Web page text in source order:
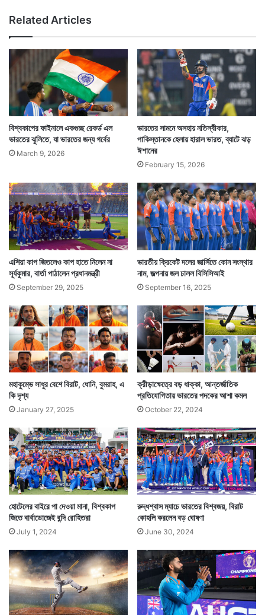
Related Articles
বিশ্বকাপের ফাইনালে একগুচ্ছ রেকর্ড এল
ভারতের ঝুলিতে, যা ভারতের জন্য গর্বের
March 9, 2026
ভারতের সামনে অসহায় নতিস্বীকার,
পাকিস্তানকে হেলায় হারাল ভারত, ব্যাটে ঝড়
ঈশানের
February 15, 2026
এশিয়া কাপ জিতলেও কাপ হাতে নিলেন না
সূর্যকুমার, বার্তা পাঠালেন প্রধানমন্ত্রী
September 29, 2025
ভারতীয় ক্রিকেট দলের জার্সিতে কোন সংস্থার
নাম, জল্পনায় জল ঢালল বিসিসিআই
September 16, 2025
মহাকুম্ভে সাধুর বেশে বিরাট, ধোনি, বুমরাহ, এ
কি দৃশ্য
January 27, 2025
ক্রীড়াক্ষেত্রে বড় ধাক্কা, আন্তর্জাতিক
প্রতিযোগিতায় ভারতের পদকের আশা কমল
October 22, 2024
হোটেলের বাইরে পা দেওয়া মানা, বিশ্বকাপ
জিতে বার্বাডোজেই বন্দি রোহিতরা
July 1, 2024
রুদ্ধশ্বাস ম্যাচে ভারতের বিশ্বজয়, বিরাট
কোহলি করলেন বড় ঘোষণা
June 30, 2024